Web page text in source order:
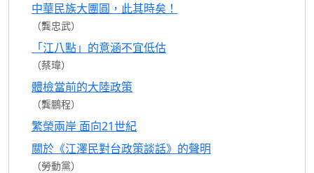
中華民族大團圓，此其時矣！
（龔忠武）
「江八點」的意涵不宜低估
（蔡瑋）
體檢當前的大陸政策
（龔鵬程）
繁榮兩岸 面向21世紀
關於《江澤民對台政策談話》的聲明
（勞動黨）